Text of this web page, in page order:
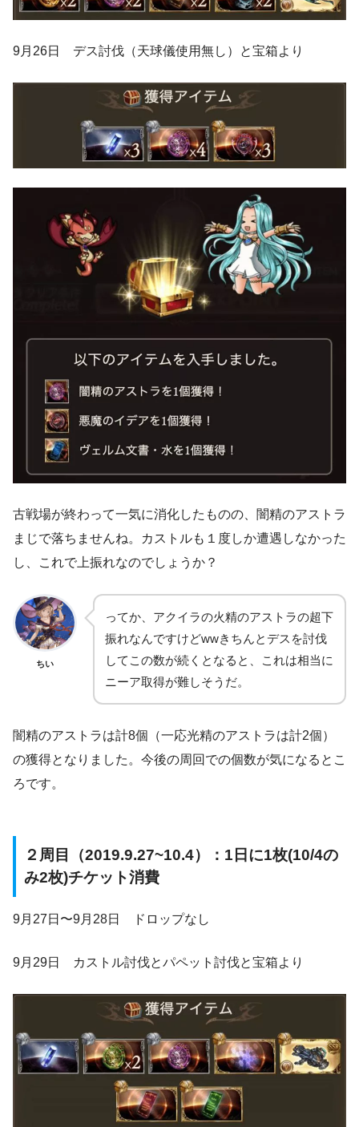
9月26日 デス討伐（天球儀使用無し）と宝箱より
古戦場が終わって一気に消化したものの、闇精のアストラ
まじで落ちませんね。カストルも１度しか遭遇しなかった
し、これで上振れなのでしょうか？
ちい
ってか、アクイラの火精のアストラの超下
振れなんですけどwwきちんとデスを討伐
してこの数が続くとなると、これは相当に
ニーア取得が難しそうだ。
闇精のアストラは計8個（一応光精のアストラは計2個）
の獲得となりました。今後の周回での個数が気になるとこ
ろです。
２周目（2019.9.27~10.4）：1日に1枚(10/4の
み2枚)チケット消費
9月27日〜9月28日 ドロップなし
9月29日 カストル討伐とパペット討伐と宝箱より